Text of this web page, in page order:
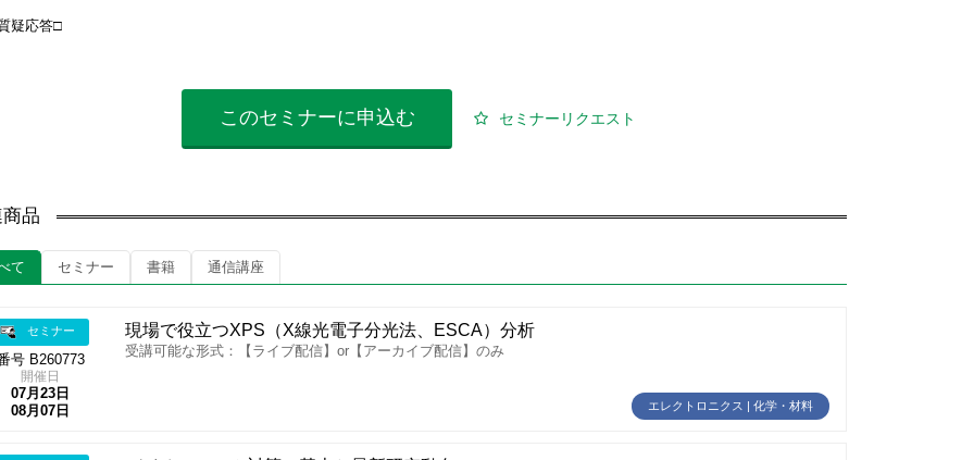
疑応答□
このセミナーに申込む セミナーリクエスト
品
て セミナー 書籍 通信講座
セミナー
号 B260773
開催日
07月23日
08月07日
現場で役立つXPS（X線光電子分光法、ESCA）分析
受講可能な形式：【ライブ配信】or【アーカイブ配信】のみ
エレクトロニクス | 化学・材料